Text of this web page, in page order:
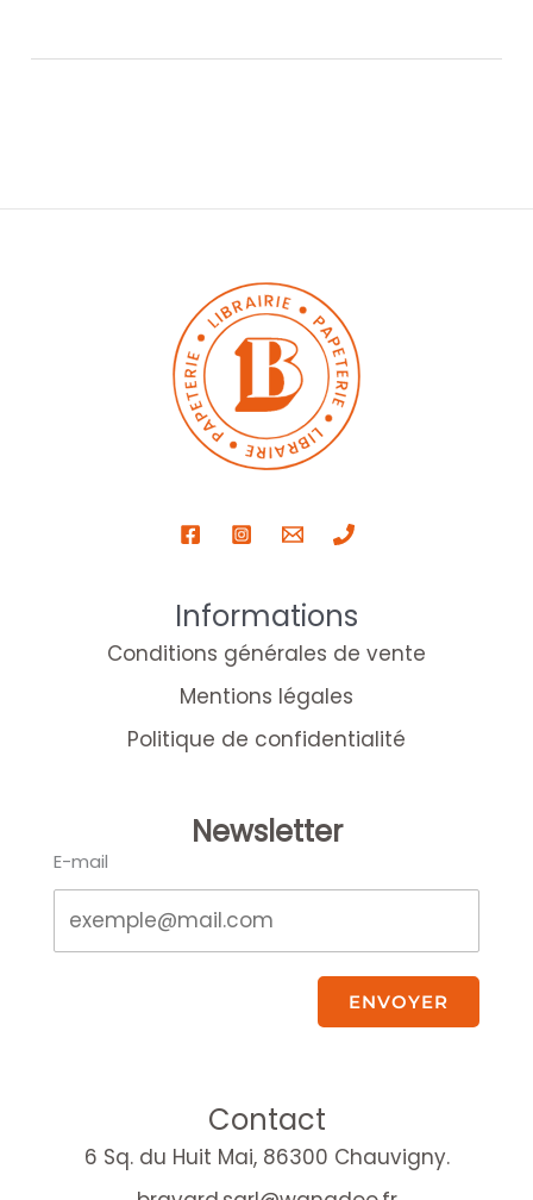
Informations
Conditions générales de vente
Mentions légales
Politique de confidentialité
Newsletter
E-mail
ENVOYER
Contact
6 Sq. du Huit Mai, 86300 Chauvigny.